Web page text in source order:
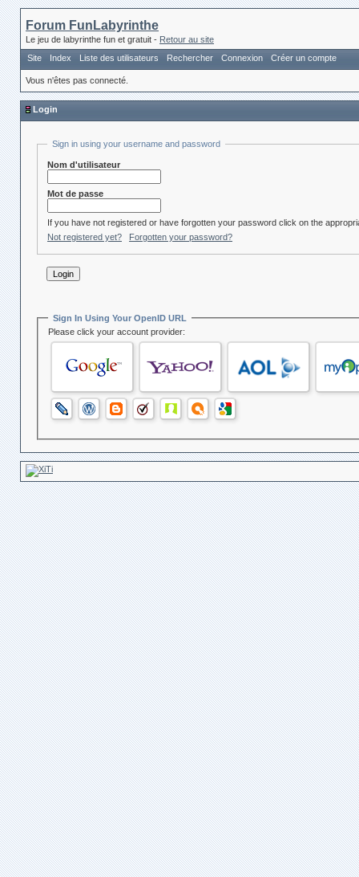
Forum FunLabyrinthe
Le jeu de labyrinthe fun et gratuit - Retour au site
Site
Index Liste des utilisateurs Rechercher Connexion Créer un compte
Vous n'êtes pas connecté.
Login
Sign in using your username and password
Nom d'utilisateur
Mot de passe
If you have not registered or have forgotten your password click on the
Not registered yet?
Forgotten your password?
Sign In Using Your OpenID URL
Please click your account provider: